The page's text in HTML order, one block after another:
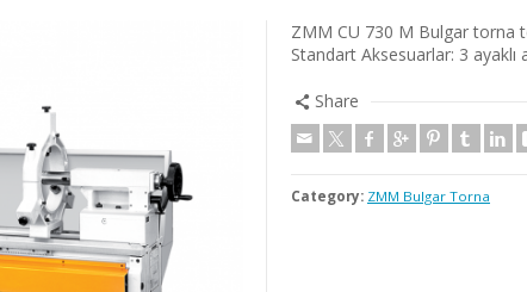
ZMM CU 730 M Bulgar torna
Standart Aksesuarlar: 3 ayaklı
Share
Category: ZMM Bulgar Torna